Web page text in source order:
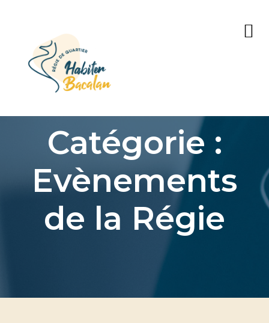
Catégorie :
Evènements
de la Régie